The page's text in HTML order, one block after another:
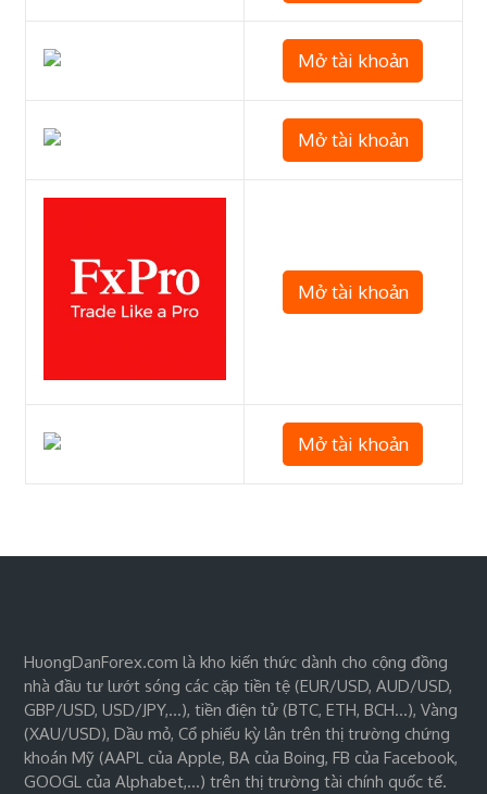
Mở tài khoản
Mở tài khoản
Mở tài khoản
Mở tài khoản
HuongDanForex.com là kho kiến thức dành cho cộng đồng
nhà đầu tư lướt sóng các cặp tiền tệ (EUR/USD, AUD/USD,
GBP/USD, USD/JPY,…), tiền điện tử (BTC, ETH, BCH…), Vàng
(XAU/USD), Dầu mỏ, Cổ phiếu kỳ lân trên thị trường chứng
khoán Mỹ (AAPL của Apple, BA của Boing, FB của Facebook,
GOOGL của Alphabet,…) trên thị trường tài chính quốc tế.